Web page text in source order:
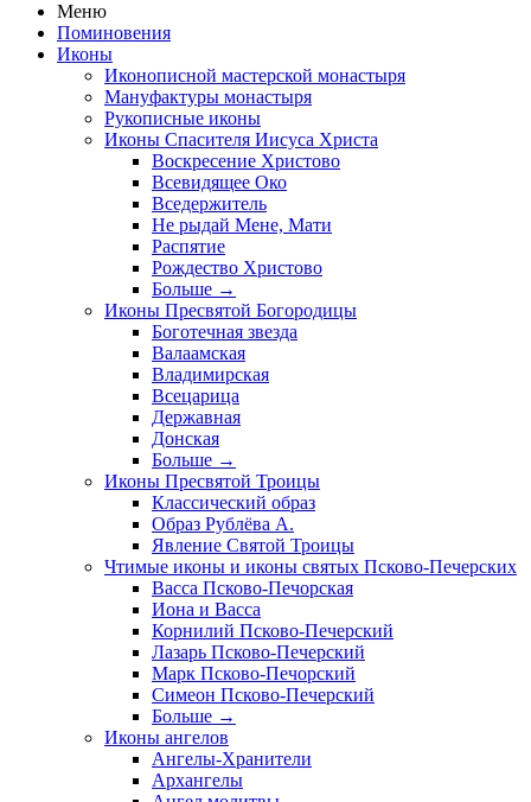
Меню
Поминовения
Иконы
Иконописной мастерской монастыря
Мануфактуры монастыря
Рукописные иконы
Иконы Спасителя Иисуса Христа
Воскресение Христово
Всевидящее Око
Вседержитель
Не рыдай Мене, Мати
Распятие
Рождество Христово
Больше →
Иконы Пресвятой Богородицы
Боготечная звезда
Валаамская
Владимирская
Всецарица
Державная
Донская
Больше →
Иконы Пресвятой Троицы
Классический образ
Образ Рублёва А.
Явление Святой Троицы
Чтимые иконы и иконы святых Псково-Печерских
Васса Псково-Печорская
Иона и Васса
Корнилий Псково-Печерский
Лазарь Псково-Печерский
Марк Псково-Печорский
Симеон Псково-Печерский
Больше →
Иконы ангелов
Ангелы-Хранители
Архангелы